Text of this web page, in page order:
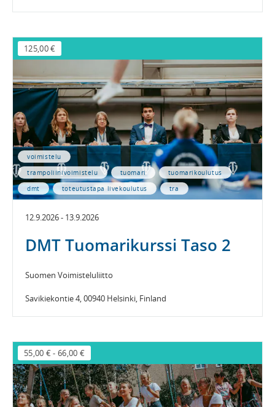
125,00 €
dmt toteutustapa livekoulutus tra
trampoliinivoimistelu tuomari tuomarikoulutus
voimistelu
12.9.2026 - 13.9.2026
DMT Tuomarikurssi Taso 2
Suomen Voimisteluliitto
Savikiekontie 4, 00940 Helsinki, Finland
55,00 €-66,00 €